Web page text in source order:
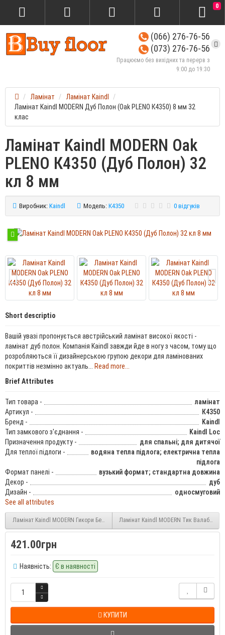
(066) 276-76-56
(073) 276-76-56
Працюємо без вихідних та перерв з
9:00 до 19:30
0
Ламінат
Ламінат Kaindl
Ламінат Kaindl MODERN Дуб Полон (Oak PLENO К4350) 8 мм 32
клас
Ламінат Kaindl MODERN Oak
PLENO К4350 (Дуб Полон) 32
кл 8 мм
Виробник: Kaindl Модель: К4350 0 відгуків
Short descriptio
Вашій увазі пропонується австрійський ламінат високої якості -
ламінат дуб полон. Компанія Kaindl завжди йде в ногу з часом, тому що
розробляються її дизайнерською групою декори для ламінованих
покриттів незмінно актуаль... Read more...
Brief Attributes
Тип товара -
ламінат
Артикул -
К4350
Бренд -
Kaindl
Тип замкового з'єднання -
Kaindl Loc
Призначення продукту -
для спальні; для дитячої
Для теплої підлоги -
водяна тепла підлога; електрична тепла
підлога
Формат панелі -
вузький формат; стандартна довжина
Декор -
дуб
Дизайн -
односмуговий
See all attributes
Ламінат Kaindl MODERN Гикори Берклі (Hickory BERKELEY 34135) 8 мм 32 клас
Ламінат Kaindl MODERN Тик Валабі
421.00грн
Наявність: Є в наявності
КУПИТИ